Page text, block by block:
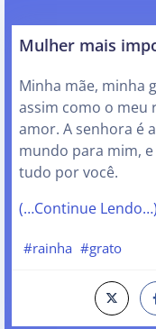
Mulher mais
Minha mãe, minha
assim como o meu
amor. A senhora é
mundo para mim,
tudo por você.
(…Continue Lendo…)
#rainha #grato